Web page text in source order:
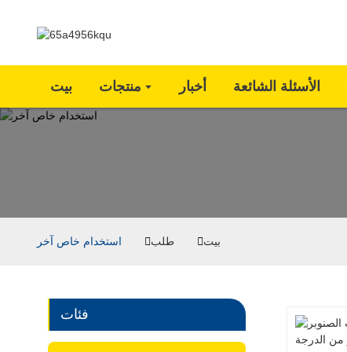
بيت منتجات أخبار الأسئلة الشائعة
بيت طلب استخدام خاص آخر
فئات